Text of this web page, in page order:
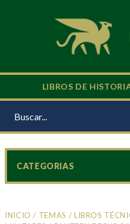
LIBROS DE
INICIO / TEMAS / LIBROS
CATEGORIAS